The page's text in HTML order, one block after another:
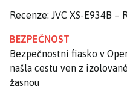
Recenze: JVC XS-E934B
BEZPEČNOST
Bezpečnostní fiasko v
našla cestu ven z
žasnou